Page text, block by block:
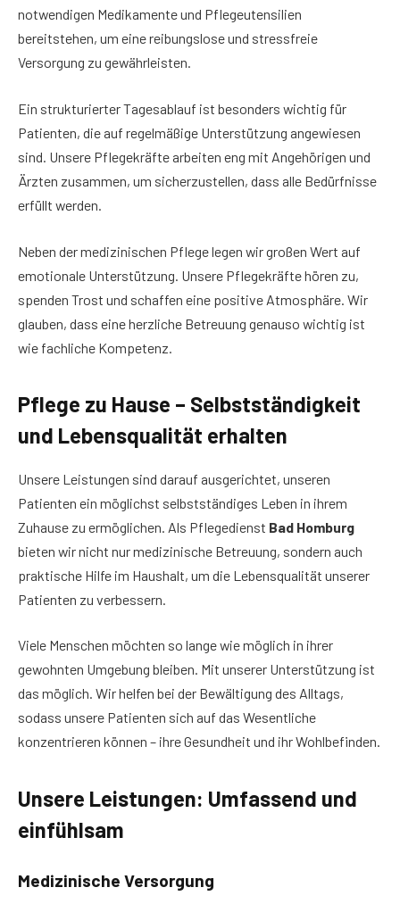
notwendigen Medikamente und Pflegeutensilien
bereitstehen, um eine reibungslose und stressfreie
Versorgung zu gewährleisten.
Ein strukturierter Tagesablauf ist besonders wichtig für
Patienten, die auf regelmäßige Unterstützung angewiesen
sind. Unsere Pflegekräfte arbeiten eng mit Angehörigen und
Ärzten zusammen, um sicherzustellen, dass alle Bedürfnisse
erfüllt werden.
Neben der medizinischen Pflege legen wir großen Wert auf
emotionale Unterstützung. Unsere Pflegekräfte hören zu,
spenden Trost und schaffen eine positive Atmosphäre. Wir
glauben, dass eine herzliche Betreuung genauso wichtig ist
wie fachliche Kompetenz.
Pflege zu Hause – Selbstständigkeit
und Lebensqualität erhalten
Unsere Leistungen sind darauf ausgerichtet, unseren
Patienten ein möglichst selbstständiges Leben in ihrem
Zuhause zu ermöglichen. Als Pflegedienst Bad Homburg
bieten wir nicht nur medizinische Betreuung, sondern auch
praktische Hilfe im Haushalt, um die Lebensqualität unserer
Patienten zu verbessern.
Viele Menschen möchten so lange wie möglich in ihrer
gewohnten Umgebung bleiben. Mit unserer Unterstützung ist
das möglich. Wir helfen bei der Bewältigung des Alltags,
sodass unsere Patienten sich auf das Wesentliche
konzentrieren können – ihre Gesundheit und ihr Wohlbefinden.
Unsere Leistungen: Umfassend und
einfühlsam
Medizinische Versorgung